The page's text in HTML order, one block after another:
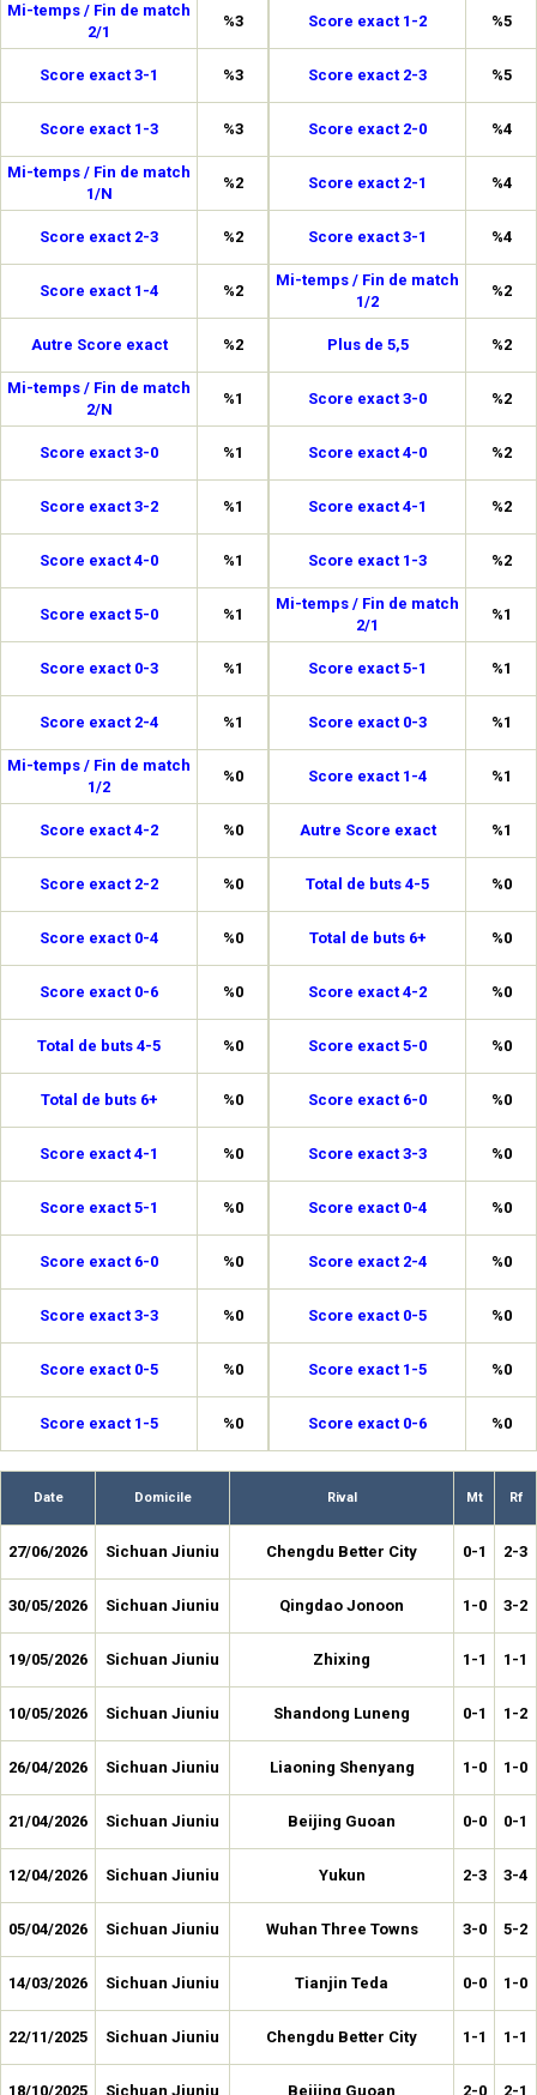
Mi-temps / Fin de match
2/1
%3
Score exact 3-1 %3
Score exact 1-3 %3
Mi-temps / Fin de match
1/N
%2
Score exact 2-3 %2
Score exact 1-4 %2
Autre Score exact %2
Mi-temps / Fin de match
2/N
%1
Score exact 3-0 %1
Score exact 3-2 %1
Score exact 4-0 %1
Score exact 5-0 %1
Score exact 0-3 %1
Score exact 2-4 %1
Mi-temps / Fin de match
1/2
%0
Score exact 4-2 %0
Score exact 2-2 %0
Score exact 0-4 %0
Score exact 0-6 %0
Total de buts 4-5 %0
Total de buts 6+ %0
Score exact 4-1 %0
Score exact 5-1 %0
Score exact 6-0 %0
Score exact 3-3 %0
Score exact 0-5 %0
Score exact 1-5 %0
Score exact 1-2 %5
Score exact 2-3 %5
Score exact 2-0 %4
Score exact 2-1 %4
Score exact 3-1 %4
Mi-temps / Fin de match
1/2
%2
Plus de 5,5 %2
Score exact 3-0 %2
Score exact 4-0 %2
Score exact 4-1 %2
Score exact 1-3 %2
Mi-temps / Fin de match
2/1
%1
Score exact 5-1 %1
Score exact 0-3 %1
Score exact 1-4 %1
Autre Score exact %1
Total de buts 4-5 %0
Total de buts 6+ %0
Score exact 4-2 %0
Score exact 5-0 %0
Score exact 6-0 %0
Score exact 3-3 %0
Score exact 0-4 %0
Score exact 2-4 %0
Score exact 0-5 %0
Score exact 1-5 %0
Score exact 0-6 %0
Date Domicile Rival Mt Rf
27/06/2026 Sichuan Jiuniu Chengdu Better City 0-1 2-3
30/05/2026 Sichuan Jiuniu Qingdao Jonoon 1-0 3-2
19/05/2026 Sichuan Jiuniu Zhixing 1-1 1-1
10/05/2026 Sichuan Jiuniu Shandong Luneng 0-1 1-2
26/04/2026 Sichuan Jiuniu Liaoning Shenyang 1-0 1-0
21/04/2026 Sichuan Jiuniu Beijing Guoan 0-0 0-1
12/04/2026 Sichuan Jiuniu Yukun 2-3 3-4
05/04/2026 Sichuan Jiuniu Wuhan Three Towns 3-0 5-2
14/03/2026 Sichuan Jiuniu Tianjin Teda 0-0 1-0
22/11/2025 Sichuan Jiuniu Chengdu Better City 1-1 1-1
18/10/2025 Sichuan Jiuniu Beijing Guoan 2-0 2-1